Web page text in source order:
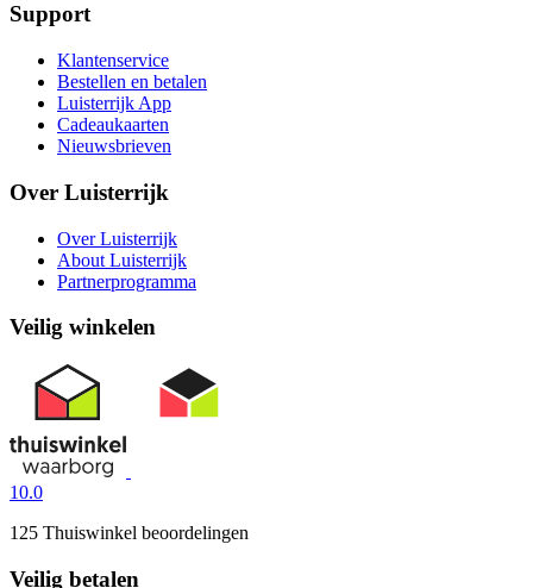
Support
Klantenservice
Bestellen en betalen
Luisterrijk App
Cadeaukaarten
Nieuwsbrieven
Over Luisterrijk
Over Luisterrijk
About Luisterrijk
Partnerprogramma
Veilig winkelen
10.0
125 Thuiswinkel beoordelingen
Veilig betalen